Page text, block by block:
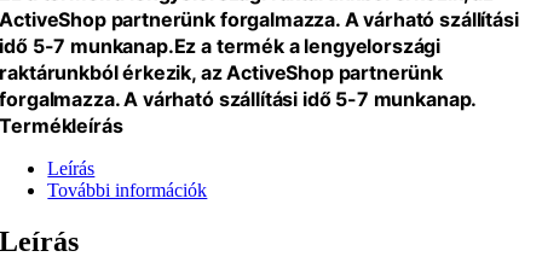
ActiveShop partnerünk forgalmazza. A várható szállítási
idő 5-7 munkanap.Ez a termék a lengyelországi
raktárunkból érkezik, az ActiveShop partnerünk
forgalmazza. A várható szállítási idő 5-7 munkanap.
Termékleírás
Leírás
További információk
Leírás